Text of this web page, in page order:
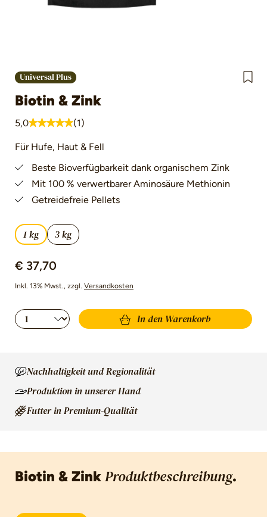
Biotin & Zink
Universal Plus
5,0
Durchschnittliche Bewertung von 5 von 5 Sternen
(1)
Für Hufe, Haut & Fell
Beste Bioverfügbarkeit dank organischem Zink
Mit 100 % verwertbarer Aminosäure Methionin
Getreidefreie Pellets
1 kg 3 kg
€ 37,70
Inkl. 13% Mwst., zzgl. Versandkosten
Produkt Anzahl: Gib den gewünschten
In den Warenkorb
Nachhaltigkeit und Regionalität
Produktion in unserer Hand
Futter in Premium-Qualität
Biotin & Zink Produktbeschreibung.